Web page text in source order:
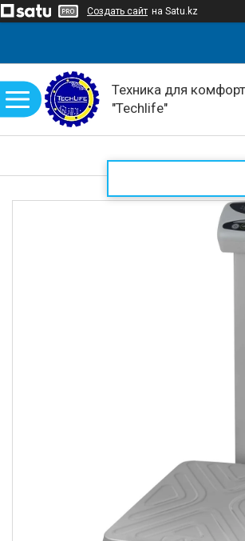
Создать сайт на Satu.kz
Техника для
"Techlife"